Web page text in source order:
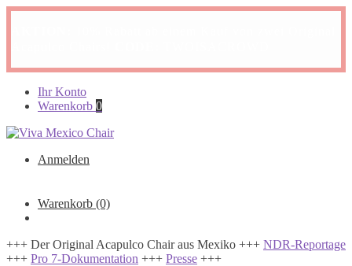
Navigation
Zum
Inhalt
Ihr Konto
Warenkorb 0
Anmelden
Warenkorb (0)
+++ Der Original Acapulco Chair aus Mexiko +++ NDR-Reportage
+++ Pro 7-Dokumentation +++ Presse +++